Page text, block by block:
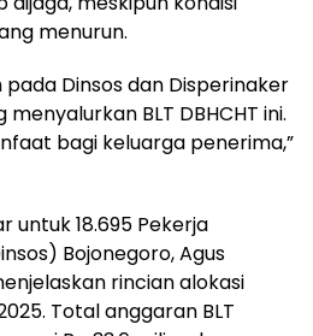
menurun.
Dinsos dan Disperinaker
BLT DBHCHT ini.
bagi keluarga penerima,”
untuk 18.695 Pekerja
Bojonegoro, Agus
rincian alokasi
Total anggaran BLT